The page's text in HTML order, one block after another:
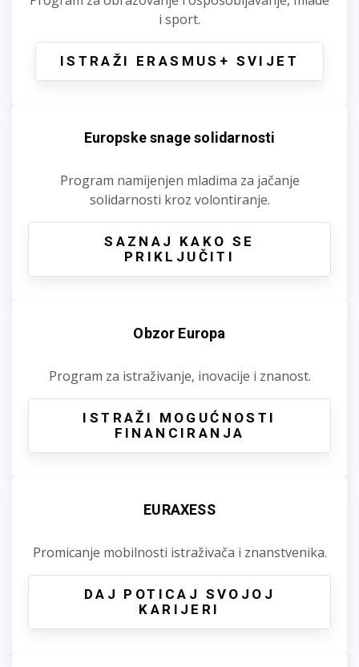
i sport.
ISTRAŽI ERASMUS+ SVIJET
Europske snage solidarnosti
Program namijenjen mladima za jačanje
solidarnosti kroz volontiranje.
SAZNAJ KAKO SE
PRIKLJUČITI
Obzor Europa
Program za istraživanje, inovacije i znanost.
ISTRAŽI MOGUĆNOSTI
FINANCIRANJA
EURAXESS
Promicanje mobilnosti istraživača i znanstvenika.
DAJ POTICAJ SVOJOJ
KARIJERI